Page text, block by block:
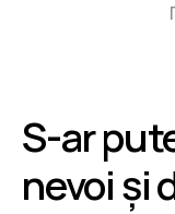
S-ar
nevoi și